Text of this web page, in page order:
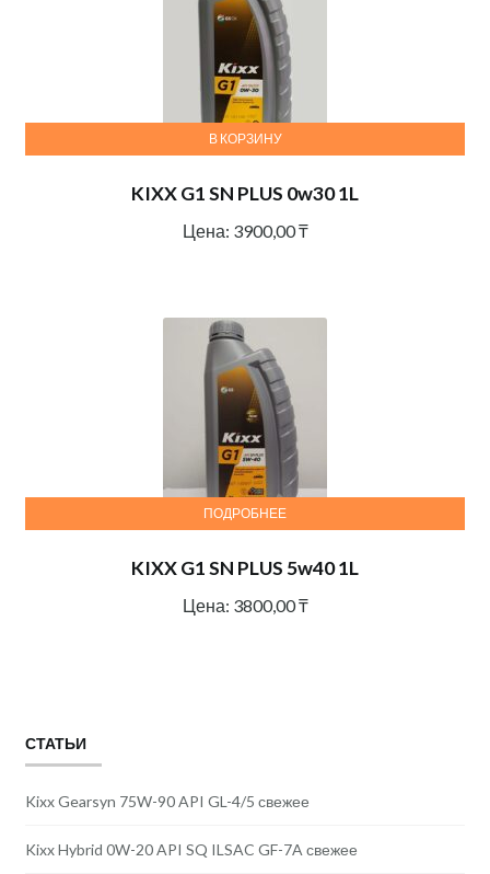
KIXX G1 SN PLUS 0w30 1L
Цена: 3900,00₸
В КОРЗИНУ
KIXX G1 SN PLUS 5w40 1L
Цена: 3800,00₸
ПОДРОБНЕЕ
СТАТЬИ
Kixx Gearsyn 75W-90 API GL-4/5 свежее
Kixx Hybrid 0W-20 API SQ ILSAC GF-7A свежее